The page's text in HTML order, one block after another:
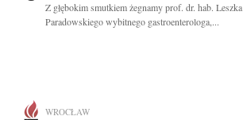
Z głębokim smutkiem żegnamy prof. dr. hab. Leszka
Paradowskiego wybitnego gastroenterologa,...
WROCŁAW